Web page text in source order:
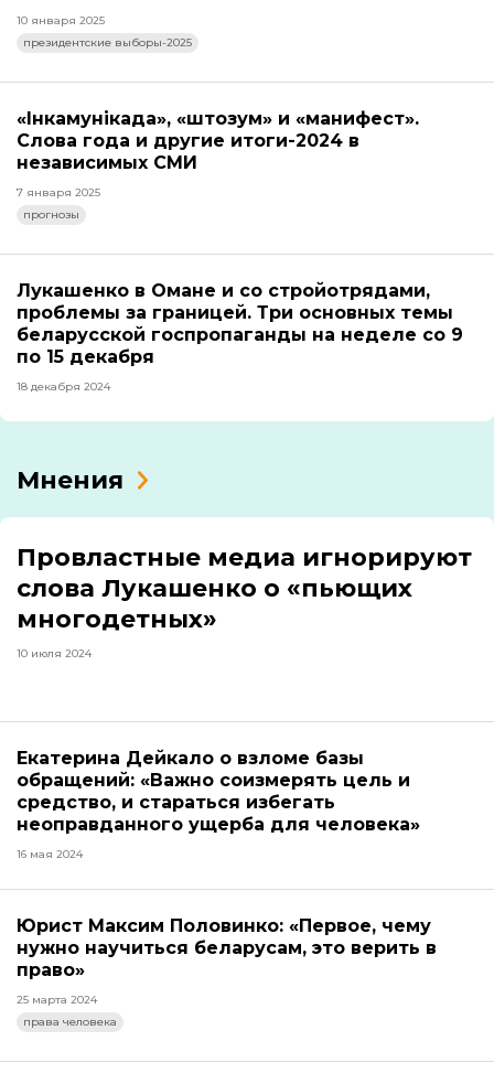
10 января 2025
президентские выборы-2025
«Інкамунікада», «штозум» и «манифест».
Слова года и другие итоги-2024 в
независимых СМИ
7 января 2025
прогнозы
Лукашенко в Омане и со стройотрядами,
проблемы за границей. Три основных темы
беларусской госпропаганды на неделе со 9
по 15 декабря
18 декабря 2024
Мнения
Провластные медиа игнорируют
слова Лукашенко о «пьющих
многодетных»
10 июля 2024
Екатерина Дейкало о взломе базы
обращений: «Важно соизмерять цель и
средство, и стараться избегать
неоправданного ущерба для человека»
16 мая 2024
Юрист Максим Половинко: «Первое, чему
нужно научиться беларусам, это верить в
право»
25 марта 2024
права человека